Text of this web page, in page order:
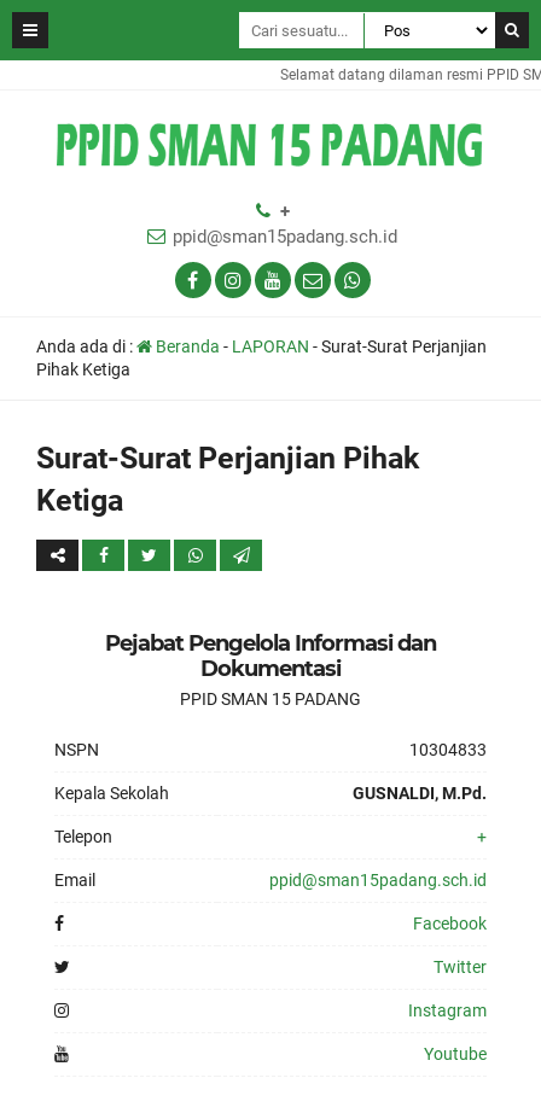
Selamat datang dilaman resmi PPID
+
ppid@sman15padang.sch.id
Anda ada di : Beranda - LAPORAN -Surat-Surat Perjanjian
Pihak Ketiga
Surat-Surat Perjanjian Pihak
Ketiga
Pejabat Pengelola Informasi dan
Dokumentasi
PPID SMAN 15 PADANG
NSPN 10304833
Kepala Sekolah GUSNALDI, M.Pd.
Telepon +
Email ppid@sman15padang.sch.id
Facebook
Twitter
Instagram
Youtube